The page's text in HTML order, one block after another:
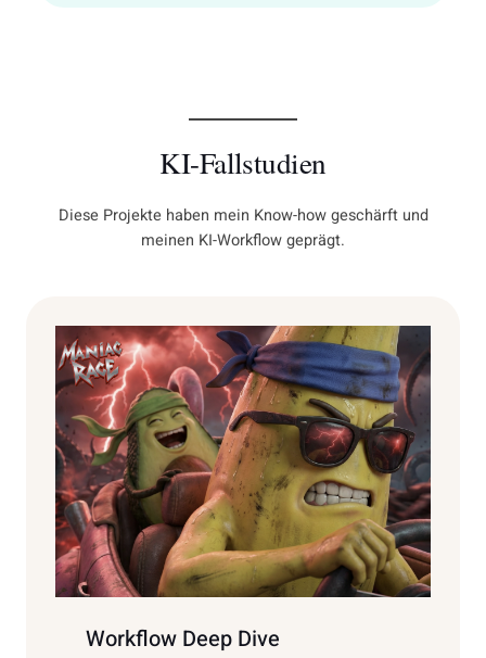
KI-Fallstudien
Diese Projekte haben mein Know-how geschärft und
meinen KI-Workflow geprägt.
Workflow Deep Dive